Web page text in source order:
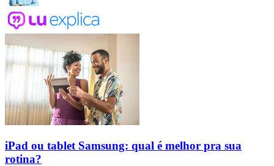
iPad ou tablet Samsung: qual é melhor pra sua
rotina?